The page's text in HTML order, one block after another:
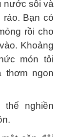
nước sôi và
ráo. Bạn có
rồi cho
Khoảng
món tỏi
thơm ngon
thể nghiền